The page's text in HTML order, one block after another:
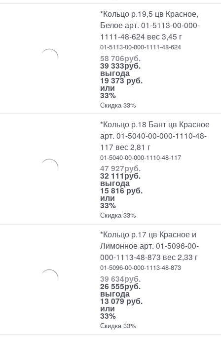
*Кольцо р.19,5 цв Красное,
Белое арт. 01-5113-00-000-
1111-48-624 вес 3,45 г
01-5113-00-000-1111-48-624
58 706руб.
39 333руб.
выгода
19 373 руб.
или
33%
Скидка 33%
*Кольцо р.18 Бант цв Красное
арт. 01-5040-00-000-1110-48-
117 вес 2,81 г
01-5040-00-000-1110-48-117
47 927руб.
32 111руб.
выгода
15 816 руб.
или
33%
Скидка 33%
*Кольцо р.17 цв Красное и
Лимонное арт. 01-5096-00-
000-1113-48-873 вес 2,33 г
01-5096-00-000-1113-48-873
39 634руб.
26 555руб.
выгода
13 079 руб.
или
33%
Скидка 33%